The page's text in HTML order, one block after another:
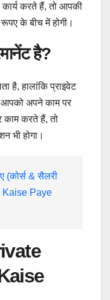
करते हैं, तो आपकी
के बीच में होगी।
है?
है, हालांकि प्राइवेट
आपको अपने काम पर
काम करते हैं, तो
भी होगा।
(कोर्स & सैलरी
Kaise Paye